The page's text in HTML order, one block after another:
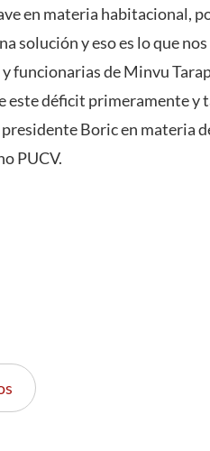
en materia habitacional,
solución y eso es lo que
funcionarias de Minvu
este déficit primeramente
Boric en materia
PUCV.